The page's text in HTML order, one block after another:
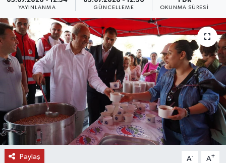
YAYINLANMA GÜNCELLEME OKUNMA SÜRESI
Paylaş A- A+
SAĞLIK
DÜNYA
EĞİTİM
TURİZM
RÖPORTAJ
VİDEO HABERLER
YAZARLAR